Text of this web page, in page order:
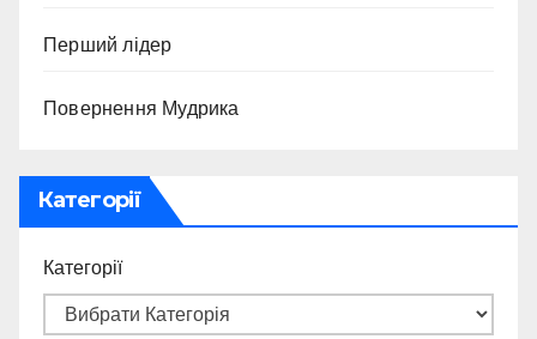
Перший лідер
Повернення Мудрика
Категорії
Категорії